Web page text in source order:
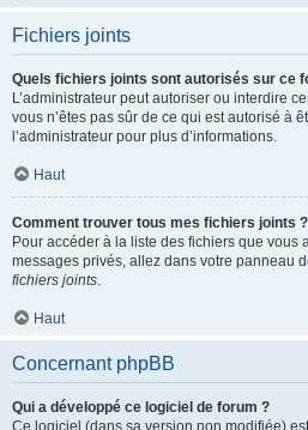
Fichiers joints
Quels fichiers joints sont autorisés sur ce
L’administrateur peut autoriser ou interdire
vous n’êtes pas sûr de ce qui est autorisé à
l’administrateur pour plus d’informations.
Haut
Comment trouver tous mes fichiers joints ?
Pour accéder à la liste des fichiers que vous
messages privés, allez dans votre panneau
fichiers joints.
Haut
Concernant phpBB
Qui a développé ce logiciel de forum ?
Ce logiciel (dans sa version non modifiée)